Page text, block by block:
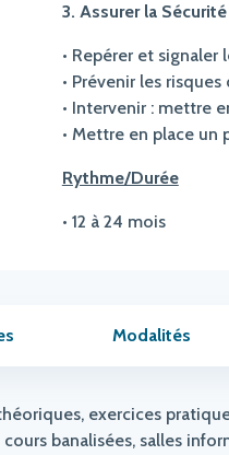
3. Assurer la
• Repérer et
• Prévenir les risques
• Intervenir : mettre
• Mettre en place
Rythme/Durée
• 12 à 24 mois
Modalités
exercices
cours banalisées, salles